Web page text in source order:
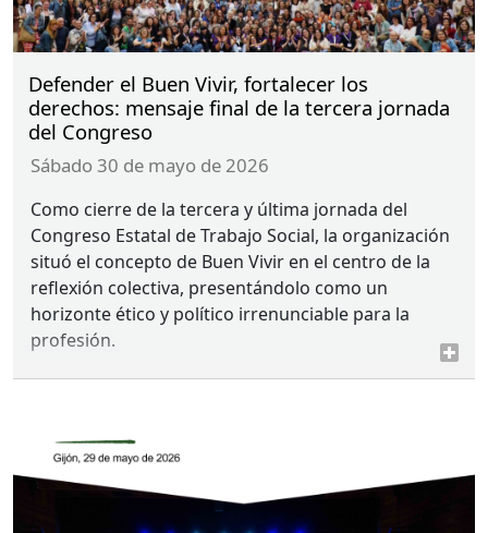
Defender el Buen Vivir, fortalecer los
derechos: mensaje final de la tercera jornada
del Congreso
sábado 30 de mayo de 2026
Como cierre de la tercera y última jornada del
Congreso Estatal de Trabajo Social, la organización
situó el concepto de Buen Vivir en el centro de la
reflexión colectiva, presentándolo como un
horizonte ético y político irrenunciable para la
profesión.